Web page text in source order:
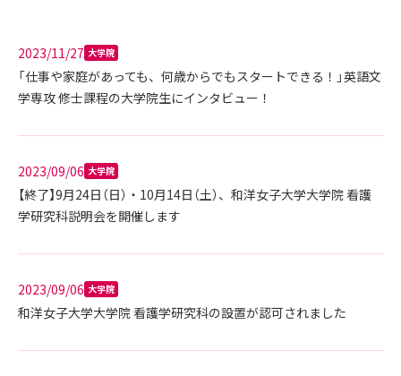
2023/11/27 大学院
「仕事や家庭があっても、何歳からでもスタートできる！」英語文
学専攻 修士課程の大学院生にインタビュー！
2023/09/06 大学院
【終了】9月24日（日）・10月14日（土）、和洋女子大学大学院 看護
学研究科説明会を開催します
2023/09/06 大学院
和洋女子大学大学院 看護学研究科の設置が認可されました